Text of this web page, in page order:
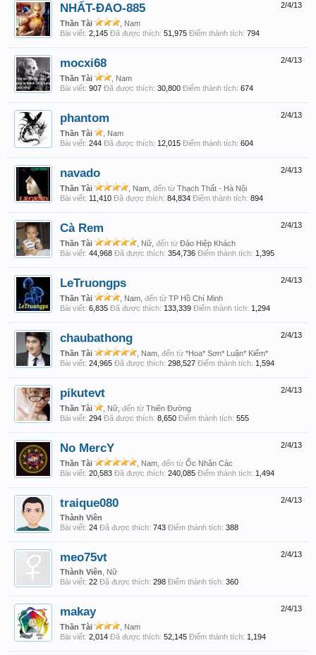
2/4/13
NHẤT-ĐAO-885
Thần Tài
, Nam
Bài viết: 2,145 Đã được thích: 51,975 Điểm thành tích: 794
2/4/13
mocxi68
Thần Tài
, Nam
Bài viết: 907 Đã được thích: 30,800 Điểm thành tích: 674
2/4/13
phantom
Thần Tài
, Nam
Bài viết: 244 Đã được thích: 12,015 Điểm thành tích: 604
2/4/13
navado
Thần Tài , Nam, đến từ Thạch Thất - Hà Nội
Bài viết: 11,410 Đã được thích: 84,834 Điểm thành tích: 894
2/4/13
Cà Rem
Thần Tài , Nữ, đến từ Đảo Hiệp Khách
Bài viết: 44,968 Đã được thích: 354,736 Điểm thành tích: 1,395
2/4/13
LeTruongps
Thần Tài , Nam, đến từ TP Hồ Chí Minh
Bài viết: 6,835 Đã được thích: 133,339 Điểm thành tích: 1,294
2/4/13
chaubathong
Thần Tài , Nam, đến từ *Hoa* Sơn* Luận* Kiếm*
Bài viết: 24,965 Đã được thích: 298,527 Điểm thành tích: 1,594
2/4/13
pikutevt
Thần Tài , Nữ, đến từ Thiên Đường
Bài viết: 294 Đã được thích: 8,650 Điểm thành tích: 555
2/4/13
No MercY
Thần Tài , Nam, đến từ Ốc Nhân Các
Bài viết: 20,583 Đã được thích: 240,085 Điểm thành tích: 1,494
2/4/13
traique080
Thành Viên
Bài viết: 24 Đã được thích: 743 Điểm thành tích: 388
2/4/13
meo75vt
Thành Viên , Nữ
Bài viết: 22 Đã được thích: 298 Điểm thành tích: 360
2/4/13
makay
Thần Tài
, Nam
Bài viết: 2,014 Đã được thích: 52,145 Điểm thành tích: 1,194